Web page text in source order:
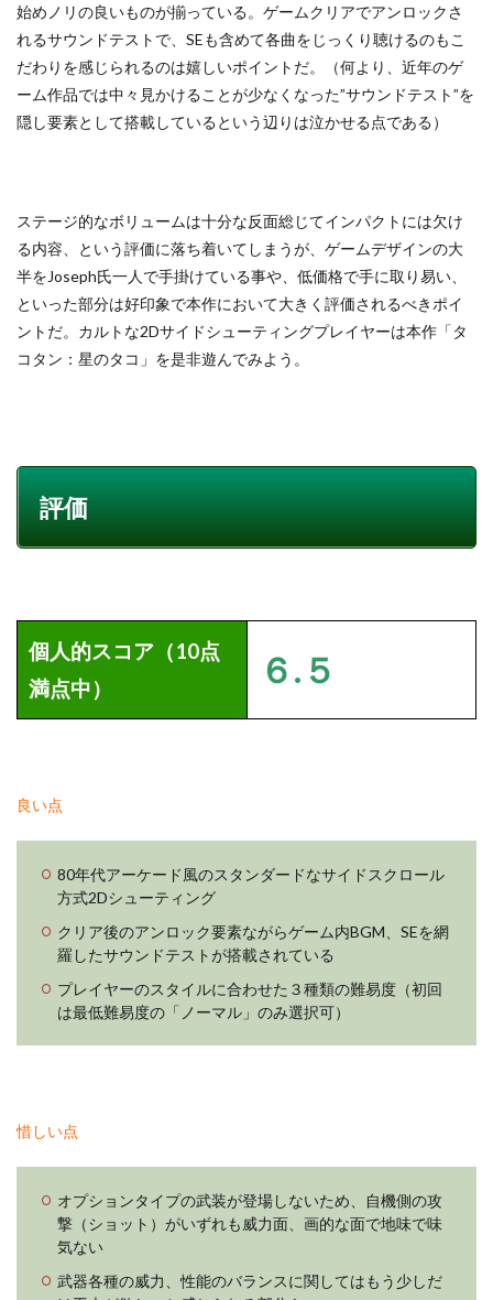
始めノリの良いものが揃っている。ゲームクリアでアンロックさ
れるサウンドテストで、SEも含めて各曲をじっくり聴けるのもこ
だわりを感じられるのは嬉しいポイントだ。（何より、近年のゲ
ーム作品では中々見かけることが少なくなった”サウンドテスト”を
隠し要素として搭載しているという辺りは泣かせる点である）
ステージ的なボリュームは十分な反面総じてインパクトには欠け
る内容、という評価に落ち着いてしまうが、ゲームデザインの大
半をJoseph氏一人で手掛けている事や、低価格で手に取り易い、
といった部分は好印象で本作において大きく評価されるべきポイ
ントだ。カルトな2Dサイドシューティングプレイヤーは本作「タ
コタン：星のタコ」を是非遊んでみよう。
評価
個人的スコア（10点
満点中）
６.５
良い点
80年代アーケード風のスタンダードなサイドスクロール
方式2Dシューティング
クリア後のアンロック要素ながらゲーム内BGM、SEを網
羅したサウンドテストが搭載されている
プレイヤーのスタイルに合わせた３種類の難易度（初回
は最低難易度の「ノーマル」のみ選択可）
惜しい点
オプションタイプの武装が登場しないため、自機側の攻
撃（ショット）がいずれも威力面、画的な面で地味で味
気ない
武器各種の威力、性能のバランスに関してはもう少しだ